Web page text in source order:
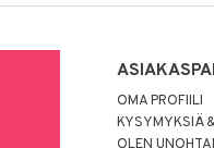
OMA PROFIILI
KYSYMYKSIÄ